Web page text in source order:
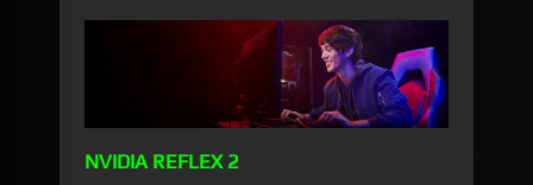
NVIDIA REFLEX 2